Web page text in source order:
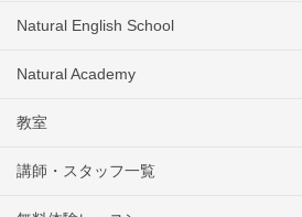
Natural English School
Natural Academy
教室
講師・スタッフ一覧